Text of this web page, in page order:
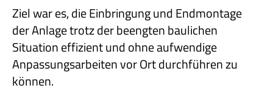
Ziel war es, die Einbringung und Endmontage
der Anlage trotz der beengten baulichen
Situation effizient und ohne aufwendige
Anpassungsarbeiten vor Ort durchführen zu
können.